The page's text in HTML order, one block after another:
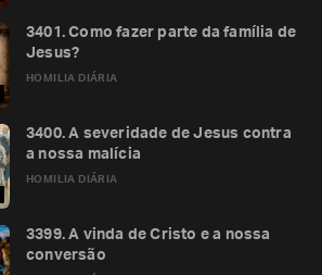
HOMILIA DIÁRIA
3401. Como fazer parte da família de
Jesus?
HOMILIA DIÁRIA
3400. A severidade de Jesus contra
a nossa malícia
3399. A vinda de Cristo e a nossa
conversão